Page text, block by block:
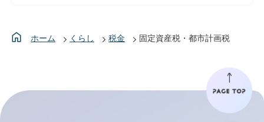
ホーム くらし 税金 固定資産税・都市計画税